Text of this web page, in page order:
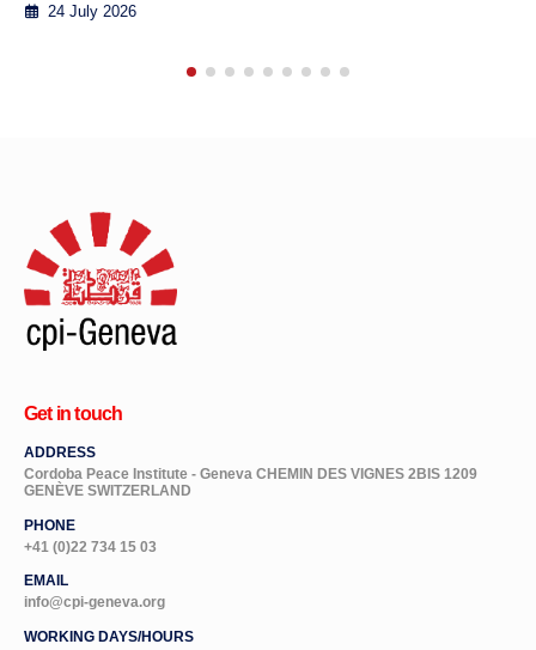
Cordoba Peace Institute - Geneva CHEMIN DES VIGNES 2BIS 1209
PHONE
+41 (0)22 734 15 03
EMAIL
info@cpi-geneva.org
WORKING DAYS/HOURS
Mon - Fri / 9:00AM - 5:00PM